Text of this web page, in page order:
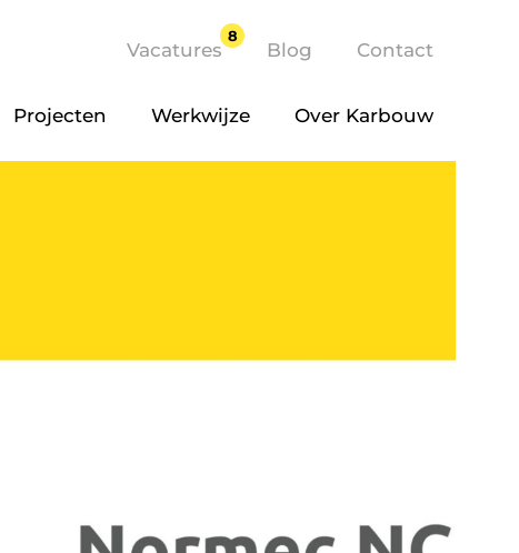
Contact
Blog
Vacatures
8
Projecten Werkwijze Over Karbouw